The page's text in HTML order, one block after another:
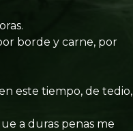
borde y carne, por
este tiempo, de tedio,
a duras penas me